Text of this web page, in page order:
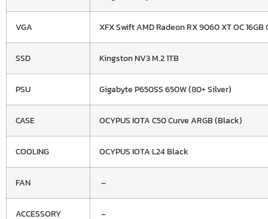
VGA XFX Swift AMD Radeon RX 9060 XT OC 16GB
SSD Kingston NV3 M.2 1TB
PSU Gigabyte P650SS 650W (80+ Silver)
CASE OCYPUS IOTA C50 Curve ARGB (Black)
COOLING OCYPUS IOTA L24 Black
FAN –
ACCESSORY –